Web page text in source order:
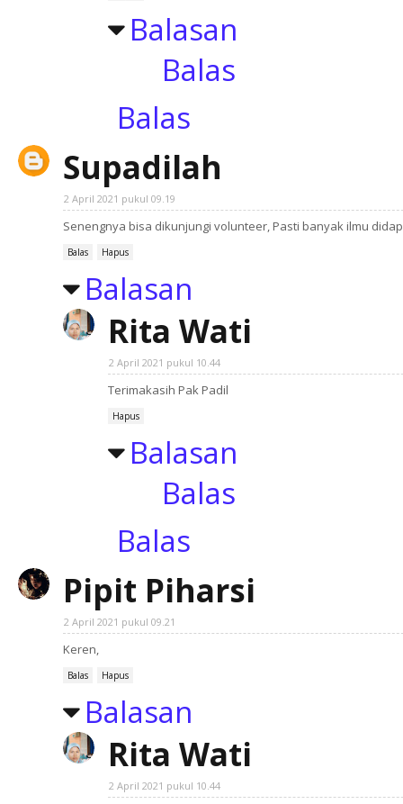
Balasan
Balas
Balas
Supadilah
2 April 2021 pukul 09.19
Senengnya bisa dikunjungi volunteer, Pasti banyak ilmu
Balas Hapus
Balasan
Rita Wati
2 April 2021 pukul 10.44
Terimakasih Pak Padil
Hapus
Balasan
Balas
Balas
Pipit Piharsi
2 April 2021 pukul 09.21
Keren,
Balas Hapus
Balasan
Rita Wati
2 April 2021 pukul 10.44